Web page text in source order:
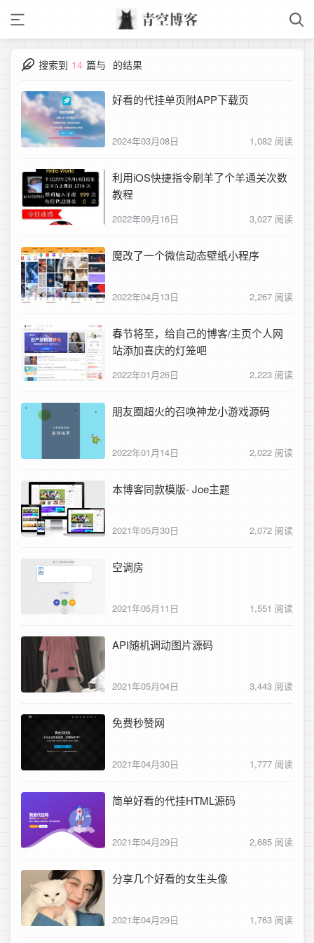
搜索到 14 篇与 的结果
好看的代挂单页附APP下载页
2024年03月08日 1,082 阅读
利用iOS快捷指令刷羊了个羊通关次数
教程
2022年09月16日 3,027 阅读
魔改了一个微信动态壁纸小程序
2022年04月13日 2,267 阅读
春节将至，给自己的博客/主页个人网
站添加喜庆的灯笼吧
2022年01月26日 2,223 阅读
朋友圈超火的召唤神龙小游戏源码
2022年01月14日 2,022 阅读
本博客同款模版- Joe主题
2021年05月30日 2,072 阅读
空调房
2021年05月11日 1,551 阅读
API随机调动图片源码
2021年05月04日 3,443 阅读
免费秒赞网
2021年04月30日 1,777 阅读
简单好看的代挂HTML源码
2021年04月29日 2,685 阅读
分享几个好看的女生头像
2021年04月29日 1,763 阅读